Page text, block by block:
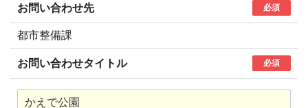
お問い合わせ先 必須
都市整備課
お問い合わせタイトル 必須